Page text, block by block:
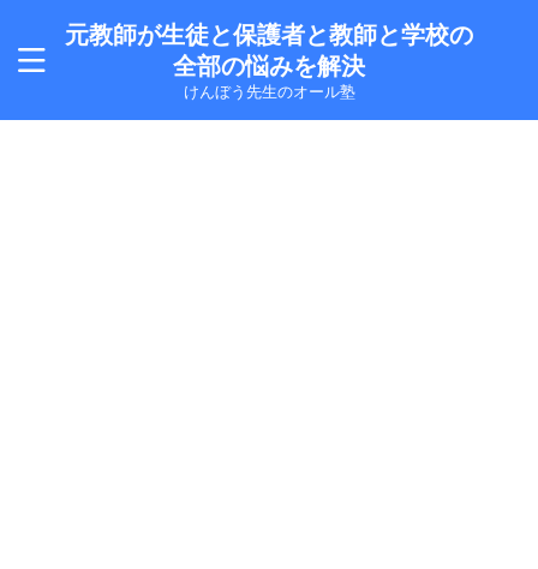
元教師が生徒と保護者と教師と学校の
全部の悩みを解決
けんぼう先生のオール塾